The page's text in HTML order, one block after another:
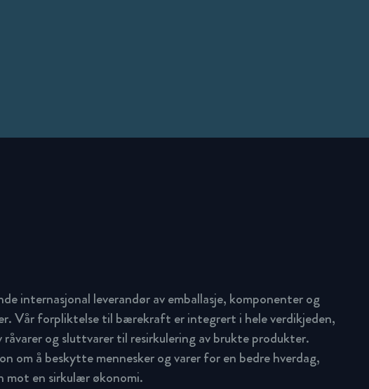
internasjonal leverandør av emballasje, komponenter og
Vår forpliktelse til bærekraft er integrert i hele verdikjeden,
råvarer og sluttvarer til resirkulering av brukte produkter.
om å beskytte mennesker og varer for en bedre hverdag,
mot en sirkulær økonomi.